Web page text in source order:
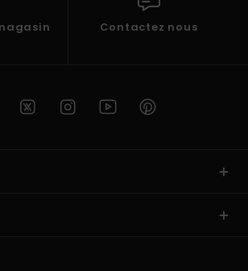
Contactez nous